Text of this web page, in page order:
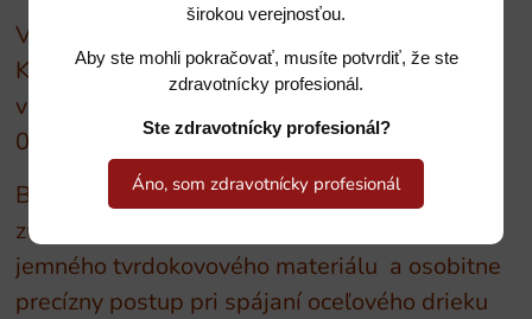
širokou verejnosťou.
Aby ste mohli pokračovať, musíte potvrdiť, že ste
zdravotnícky profesionál.
Ste zdravotnícky profesionál?
Áno, som zdravotnícky profesionál
Vhodné pre rozrezávanie drahých konštrukcií.
Krátka a dlhá pracovná časť, v ponuke
valcovitý aj kužeľovitý tvar. Dostupné veľkosti
010 a 012
BUSCH - prvým výrobcom tvrdokovového
zubného nástroja v Nemecku. Použitie
jemného tvrdokovového materiálu a osobitne
precízny postup pri spájaní oceľového drieku